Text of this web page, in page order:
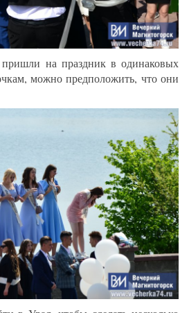
на праздник в одинаковых
можно предположить, что они